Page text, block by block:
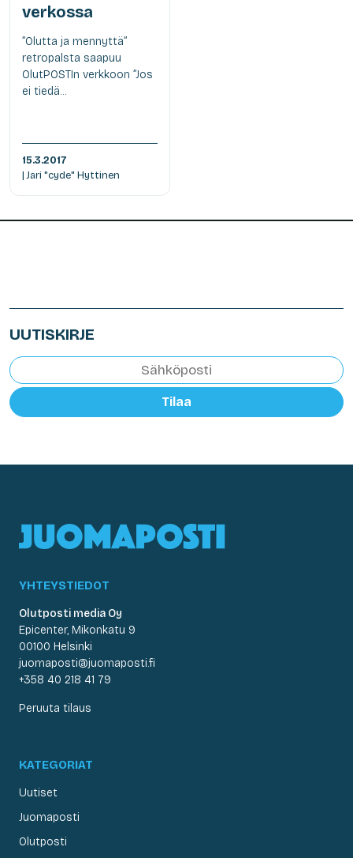
verkossa
”Olutta ja mennyttä”
retropalsta saapuu
OlutPOSTIn verkkoon ”Jos
ei tiedä...
15.3.2017
| Jari "cyde" Hyttinen
UUTISKIRJE
Tilaa
YHTEYSTIEDOT
Olutposti media Oy
Epicenter, Mikonkatu 9
00100 Helsinki
juomaposti@juomaposti.fi
+358 40 218 41 79
Peruuta tilaus
KATEGORIAT
Uutiset
Juomaposti
Olutposti